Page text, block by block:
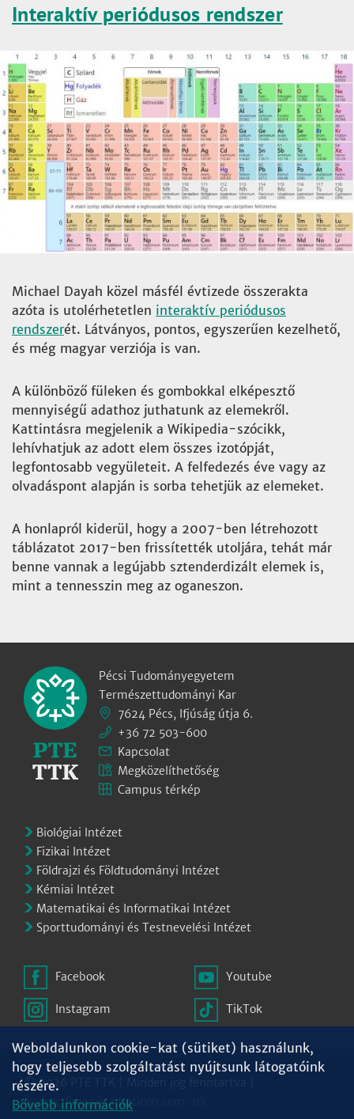
Interaktív periódusos rendszer
Michael Dayah közel másfél évtizede összerakta
azóta is utolérhetetlen interaktív periódusos
rendszerét. Látványos, pontos, egyszerűen kezelhető,
és még magyar verziója is van.
A különböző füleken és gombokkal elképesztő
mennyiségű adathoz juthatunk az elemekről.
Kattintásra megjelenik a Wikipedia-szócikk,
lehívhatjuk az adott elem összes izotópját,
legfontosabb vegyületeit. A felfedezés éve vagy az
olvadáspont alapján is sorba tehetjük az elemeket.
A honlapról kiderül, hogy a 2007-ben létrehozott
táblázatot 2017-ben frissítették utoljára, tehát már
benne vannak a legújabb sztenderdizált elemek is,
mint a tennesszin meg az oganeszon.
Pécsi Tudományegyetem
Természettudományi Kar
7624 Pécs, Ifjúság útja 6.
+36 72 503-600
Kapcsolat
Megközelíthetőség
Campus térkép
Biológiai Intézet
Fizikai Intézet
Földrajzi és Földtudományi Intézet
Kémiai Intézet
Matematikai és Informatikai Intézet
Sporttudományi és Testnevelési Intézet
Facebook
Instagram
Youtube
TikTok
© 2026 PTE TTK | Minden jog fenntartva |
Ikonok:Freepikaflaticon.com
Weboldalunkon cookie-kat (sütiket) használunk,
hogy teljesebb szolgáltatást nyújtsunk látogatóink
részére.
Bővebb információk